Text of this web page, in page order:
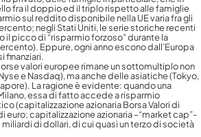
fra il doppio ed il triplo rispetto alle famiglie
sul reddito disponibile nella UE varia fra gli
negli Stati Uniti, le serie storiche recenti
il picco di “risparmio forzoso” durante la
Eppure, ogni anno escono dall’Europa
finanziari.
valori europee rimane un sottomultiplo non
e Nasdaq), ma anche delle asiatiche (Tokyo,
La ragione è evidente: quando una
essa di fatto accede a risparmio
(capitalizzazione azionaria Borsa Valori di
euro; capitalizzazione azionaria –“market cap”-
di dollari, di cui quasi un terzo di società